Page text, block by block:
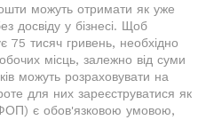
можуть отримати як уже
досвіду у бізнесі. Щоб
тисяч гривень, необхідно
місць, залежно від суми
можуть розраховувати на
для них зареєструватися як
є обов'язковою умовою,